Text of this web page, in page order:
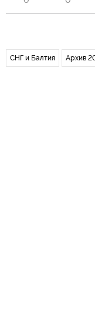
СНГ и Балтия Архив